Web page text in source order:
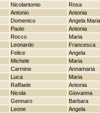
Nicolantonio Rosa
Antonio Antonia
Domenico Angela Maria
Paolo Antonia
Rocco Maria
Leonardo Francesca
Felice Angela
Michele Maria
Carmine Annamaria
Luca Maria
Raffaele Antonia
Nicola Giovanna
Gennaro Barbara
Leone Angela